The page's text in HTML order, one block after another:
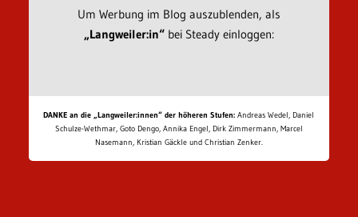
Um Werbung im Blog auszublenden, als
„Langweiler:in“bei Steady einloggen:
DANKE an die „Langweiler:innen“ der höheren Stufen: Andreas Wedel, Daniel
Schulze-Wethmar, Goto Dengo, Annika Engel, Dirk Zimmermann, Marcel
Nasemann, Kristian Gäckle und Christian Zenker.